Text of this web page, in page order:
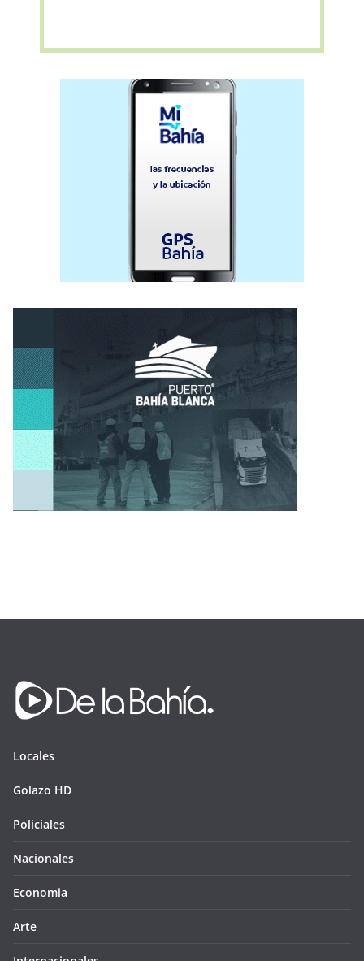
Locales
Golazo HD
Policiales
Nacionales
Economia
Arte